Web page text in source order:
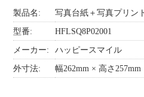
製品名:
写真台紙＋写真プリン
型番:
HFLSQ8P02001
メーカー:
ハッピースマイル
外寸法:
幅262mm × 高さ257mm